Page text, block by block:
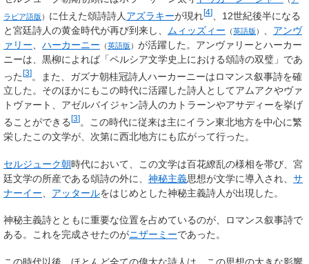
ラビア語版 ） に仕えた頌詩詩人 アズラキーが現れ[4]
、12世紀後半になる
と宮廷詩人の黄金時代が再び到来し、
ムィッズィー （英語版 ）
アンヴ
ァリー
ハーカーニー （英語版 ） が活躍した。アンヴァリーとハーカー
ニーは、黒柳によれば「ペルシア文学史上における頌詩の双璧」であ
った[3]。また、ガズナ朝桂冠詩人ハーカーニーはロマンス叙事詩を確
立した。そのほかにもこの時代に活躍した詩人としてアムアクやヴァ
トヴァート、アゼルバイジャン詩人のカトラーンやアサディーを挙げ
ることができる [3] 。この時代に従来は主にイラン東北地方を中心に繁
栄したこの文学が、次第に西北地方にも広がって行った。
セルジューク朝時代において、この文学は百花繚乱の様相を帯び、宮
廷文学の所産である頌詩の外に、 神秘主義思想が文学に導入され、 サ
ナーイー
アッタールをはじめとした神秘主義詩人が出現した。
神秘主義詩とともに重要な位置を占めているのが、ロマンス叙事詩で
ある。これを完成させたのがニザーミーであった。